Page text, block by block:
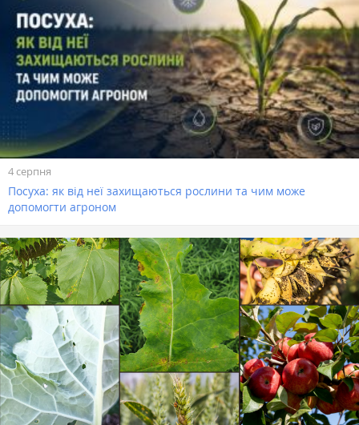
4 серпня
Посуха: як від неї захищаються рослини та чим може
допомогти агроном